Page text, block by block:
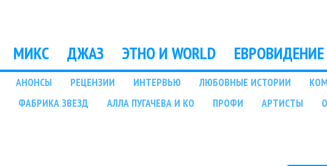
МИКС ДЖАЗ ЭТНО И WORLD ЕВРОВИДЕНИЕ
АНОНСЫ РЕЦЕНЗИИ ИНТЕРВЬЮ ЛЮБОВНЫЕ ИСТОРИИ
ФАБРИКА ЗВЕЗД АЛЛА ПУГАЧЕВА И КО ПРОФИ АРТИСТЫ